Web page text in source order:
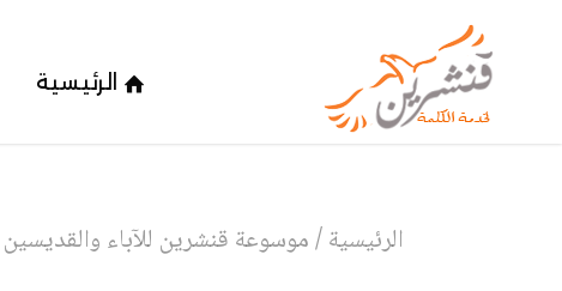
الرئيسية
الرئيسية/موسوعة قنشرين للآباء والقديسين